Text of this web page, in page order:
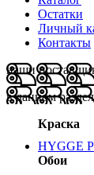
Остатки
Личный
Контакты
наши
в данном
Краска
HYGGE
Обои